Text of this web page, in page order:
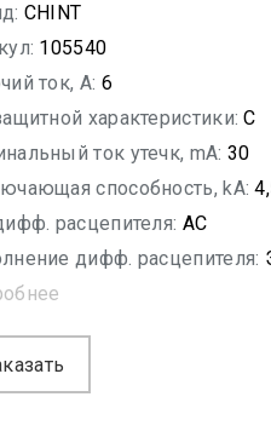
CHINT
105540
ток, A: 6
характеристики: C
ток утечк, mA: 30
способность, kA:
расцепителя: AC
дифф. расцепителя: